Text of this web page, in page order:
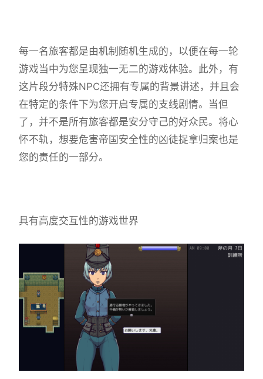
每一名旅客都是由机制随机生成的，以便在每一轮
游戏当中为您呈现独一无二的游戏体验。此外，有
这片段分特殊NPC还拥有专属的背景讲述，并且会
在特定的条件下为您开启专属的支线剧情。当但
了，并不是所有旅客都是安分守己的好众民。将心
怀不轨，想要危害帝国安全性的凶徒捉拿归案也是
您的责任的一部分。
具有高度交互性的游戏世界